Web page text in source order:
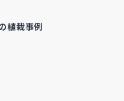
植栽事例